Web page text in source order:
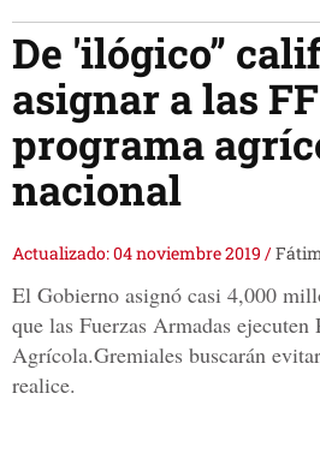
De 'ilógico”
asignar a las
programa
nacional
Actualizado: 04 noviembre 2019 /
El Gobierno asignó casi 4,000
que las Fuerzas Armadas
Agrícola.Gremiales buscarán
realice.